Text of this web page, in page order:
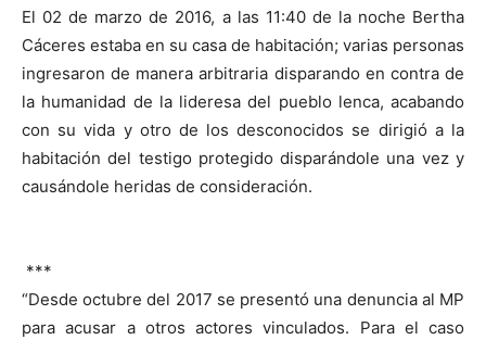
El 02 de marzo de 2016, a las 11:40 de la noche Bertha
Cáceres estaba en su casa de habitación; varias personas
ingresaron de manera arbitraria disparando en contra de
la humanidad de la lideresa del pueblo lenca, acabando
con su vida y otro de los desconocidos se dirigió a la
habitación del testigo protegido disparándole una vez y
causándole heridas de consideración.
***
“Desde octubre del 2017 se presentó una denuncia al MP
para acusar a otros actores vinculados. Para el caso